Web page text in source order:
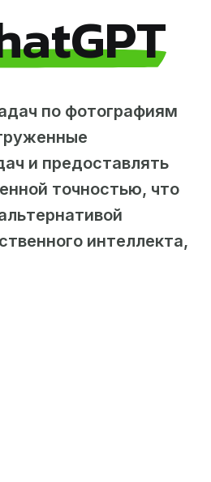
по фотографиям
и предоставлять
точностью, что
интеллекта,